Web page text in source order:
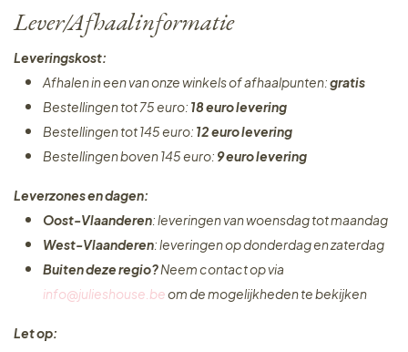
Lever/Afhaalinformatie
Leveringskost:
Afhalen in een van onze winkels of afhaalpunten:gratis
Bestellingen tot 75 euro: 18 euro levering
Bestellingen tot 145 euro: 12 euro levering
Bestellingen boven 145 euro: 9 euro levering
Leverzones en dagen:
Oost-Vlaanderen: leveringen van woensdag tot maandag
West-Vlaanderen: leveringen op donderdag en zaterdag
Buiten deze regio?Neem contact op via
info@julieshouse.beom de mogelijkheden te bekijken
Let op: